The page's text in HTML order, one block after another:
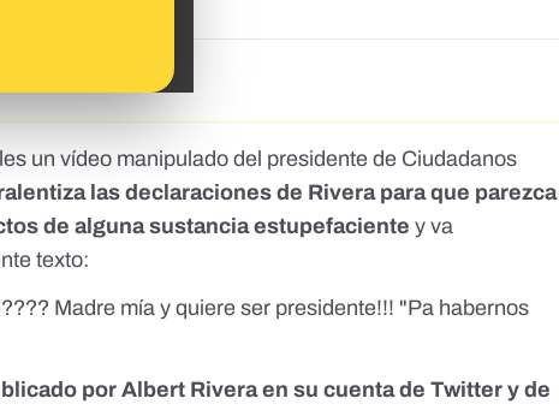
un vídeo manipulado del presidente de Ciudadanos
las declaraciones de Rivera para que parezca
de alguna sustancia estupefaciente y va
texto:
Madre mía y quiere ser presidente!!! "Pa habernos
por Albert Rivera en su cuenta deTwittery de